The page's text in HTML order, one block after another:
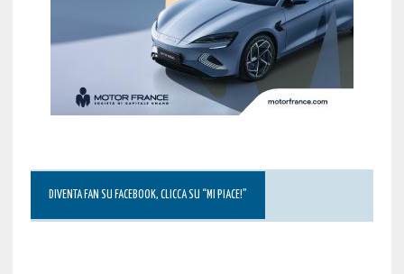
DIVENTA FAN SU FACEBOOK, CLICCA SU “MI PIACE!”